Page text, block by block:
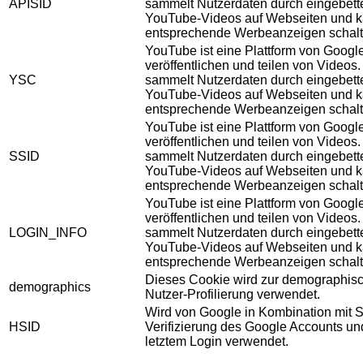
APISID
sammelt Nutzerdaten durch
YouTube-Videos auf Webseiten und
entsprechende Werbeanzeigen
YSC
YouTube ist eine Plattform von
veröffentlichen und teilen von
sammelt Nutzerdaten durch
YouTube-Videos auf Webseiten und
entsprechende Werbeanzeigen
SSID
YouTube ist eine Plattform von
veröffentlichen und teilen von
sammelt Nutzerdaten durch
YouTube-Videos auf Webseiten und
entsprechende Werbeanzeigen
LOGIN_INFO
YouTube ist eine Plattform von
veröffentlichen und teilen von
sammelt Nutzerdaten durch
YouTube-Videos auf Webseiten und
entsprechende Werbeanzeigen
demographics
Dieses Cookie wird zur
Nutzer-Profilierung verwendet.
HSID
Wird von Google in Kombination mit
Verifizierung des Google Accounts
letztem Login verwendet.